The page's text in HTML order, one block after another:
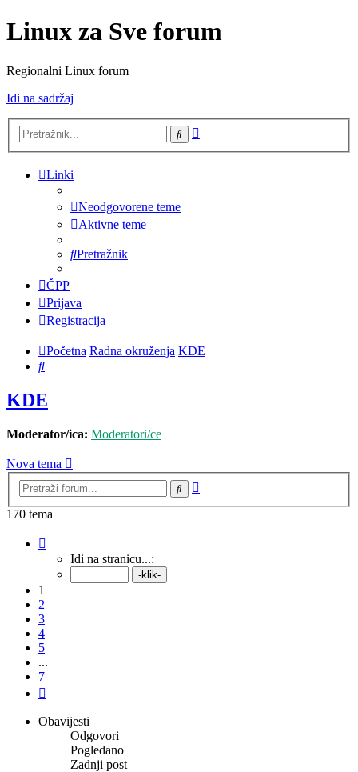
Linux za Sve forum
Regionalni Linux forum
Idi na sadržaj
Pretražnik
Linki
Neodgovorene teme
Aktivne teme
Pretražnik
ČPP
Prijava
Registracija
Početna Radna okruženja KDE
Pretražnik
KDE
Moderator/ica: Moderatori/ce
Nova tema
Pretražnik
170 tema
7 Idi na stranicu...:
1
2
3
4
5
...
7
Obavijesti
Odgovori
Pogledano
Zadnji post